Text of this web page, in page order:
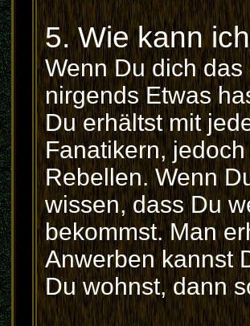
5. Wie kann
Wenn Du dich
nirgends Etwas
Du erhältst mit
Fanatikern,
Rebellen. Wenn
wissen, dass Du
bekommst. Man
Anwerben kannst
Du wohnst, dann